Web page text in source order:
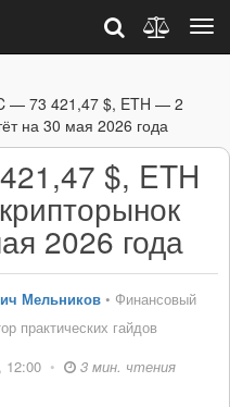
— 73 421,47 $, ETH — 2
на 30 мая 2026 года
$, ETH
2026 года
Мельников• Финансовый
практических гайдов
12:00 • 3 мин. чтения